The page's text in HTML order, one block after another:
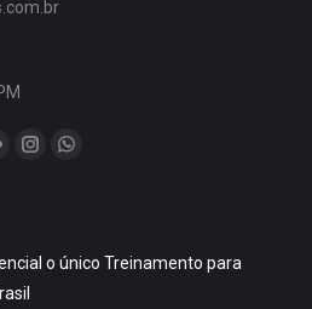
FlickrInstagram
in
Whatsapp
in
o único Treinamento para